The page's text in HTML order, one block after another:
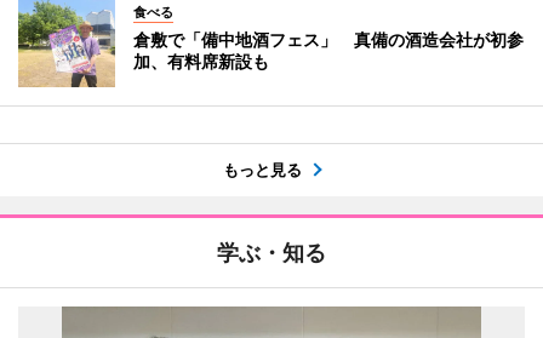
食べる
倉敷で「備中地酒フェス」 真備の酒造会社が初参
加、有料席新設も
もっと見る
学ぶ・知る